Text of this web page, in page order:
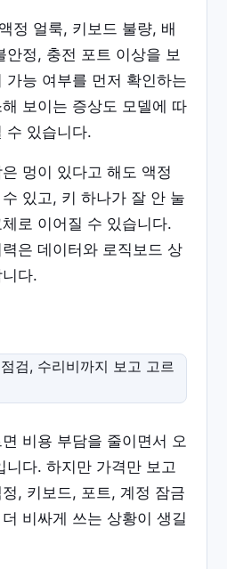
정 얼룩, 키보드 불량, 배
안정, 충전 포트 이상을 보
가능 여부를 먼저 확인하는
보이는 증상도 모델에 따
수 있습니다.
멍이 있다고 해도 액정
있고, 키 하나가 잘 안 눌
로 이어질 수 있습니다.
은 데이터와 로직보드 상
다.
비용 부담을 줄이면서 오
니다. 하지만 가격만 보고
, 키보드, 포트, 계정 잠금
비싸게 쓰는 상황이 생길